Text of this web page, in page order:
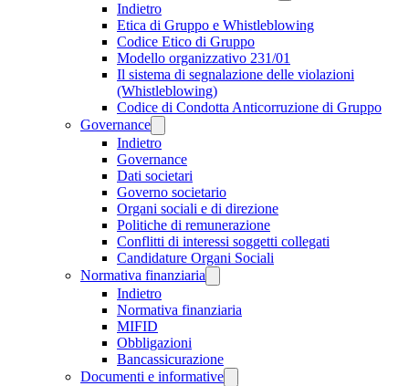
Indietro
Etica di Gruppo e Whistleblowing
Codice Etico di Gruppo
Modello organizzativo 231/01
Il sistema di segnalazione delle violazioni
(Whistleblowing)
Codice di Condotta Anticorruzione di Gruppo
Governance
Indietro
Governance
Dati societari
Governo societario
Organi sociali e di direzione
Politiche di remunerazione
Conflitti di interessi soggetti collegati
Candidature Organi Sociali
Normativa finanziaria
Indietro
Normativa finanziaria
MIFID
Obbligazioni
Bancassicurazione
Documenti e informative